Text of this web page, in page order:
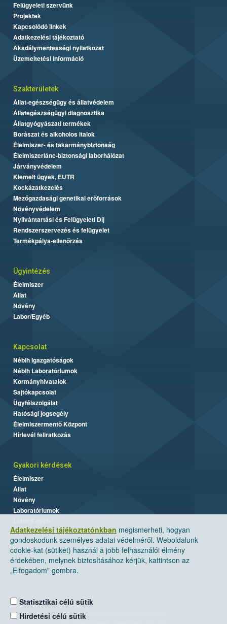
Adatkezelési tájékoztatónkban megismerheti, hogyan
gondoskodunk személyes adatai védelméről. Weboldalunk
cookie-kat (sütiket) használ a jobb felhasználói élmény
érdekében, melynek biztosításához kérjük, kattintson az
„Elfogadom” gombra.
Statisztikai célú sütik
Hirdetési célú sütik
Felügyeleti szervünk
Projektek
Kapcsolódó linkek
Adatkezelési tájékoztató
Akadálymentességi nyilatkozat
Üzemeltetési információ
Szakterületek
Állat-egészségügy és állatvédelem
Állategészségügyi diagnosztika
Állatgyógyászati termékek
Borászat és alkoholos italok
Élelmiszer- és takarmánybiztonság
Élelmiszerlánc-biztonsági laborhálózat
Járványvédelem
Kiemelt ügyek, EUTR
Kockázatkezelés
Mezőgazdasági genetikai erőforrások
Növényvédelem
Nyilvántartási és Felügyeleti Díj
Rendszerszervezés és felügyelet
Termékpálya-ellenőrzés
Ügyintézés
Élelmiszer
Állat
Növény
Labor/Egyéb
Kapcsolat
Nébih Igazgatóságok
Nébih Laboratóriumok
Kormányhivatalok
Sajtókapcsolat
Ügyfélszolgálat
Hatósági jogsegély
Élelmiszermentő Központ
Hírlevél feliratkozás
Gyakori kérdések
Élelmiszer
Állat
Növény
Laboratóriumok
Nemzeti Élelmiszerlánc-biztonsági Hivatal